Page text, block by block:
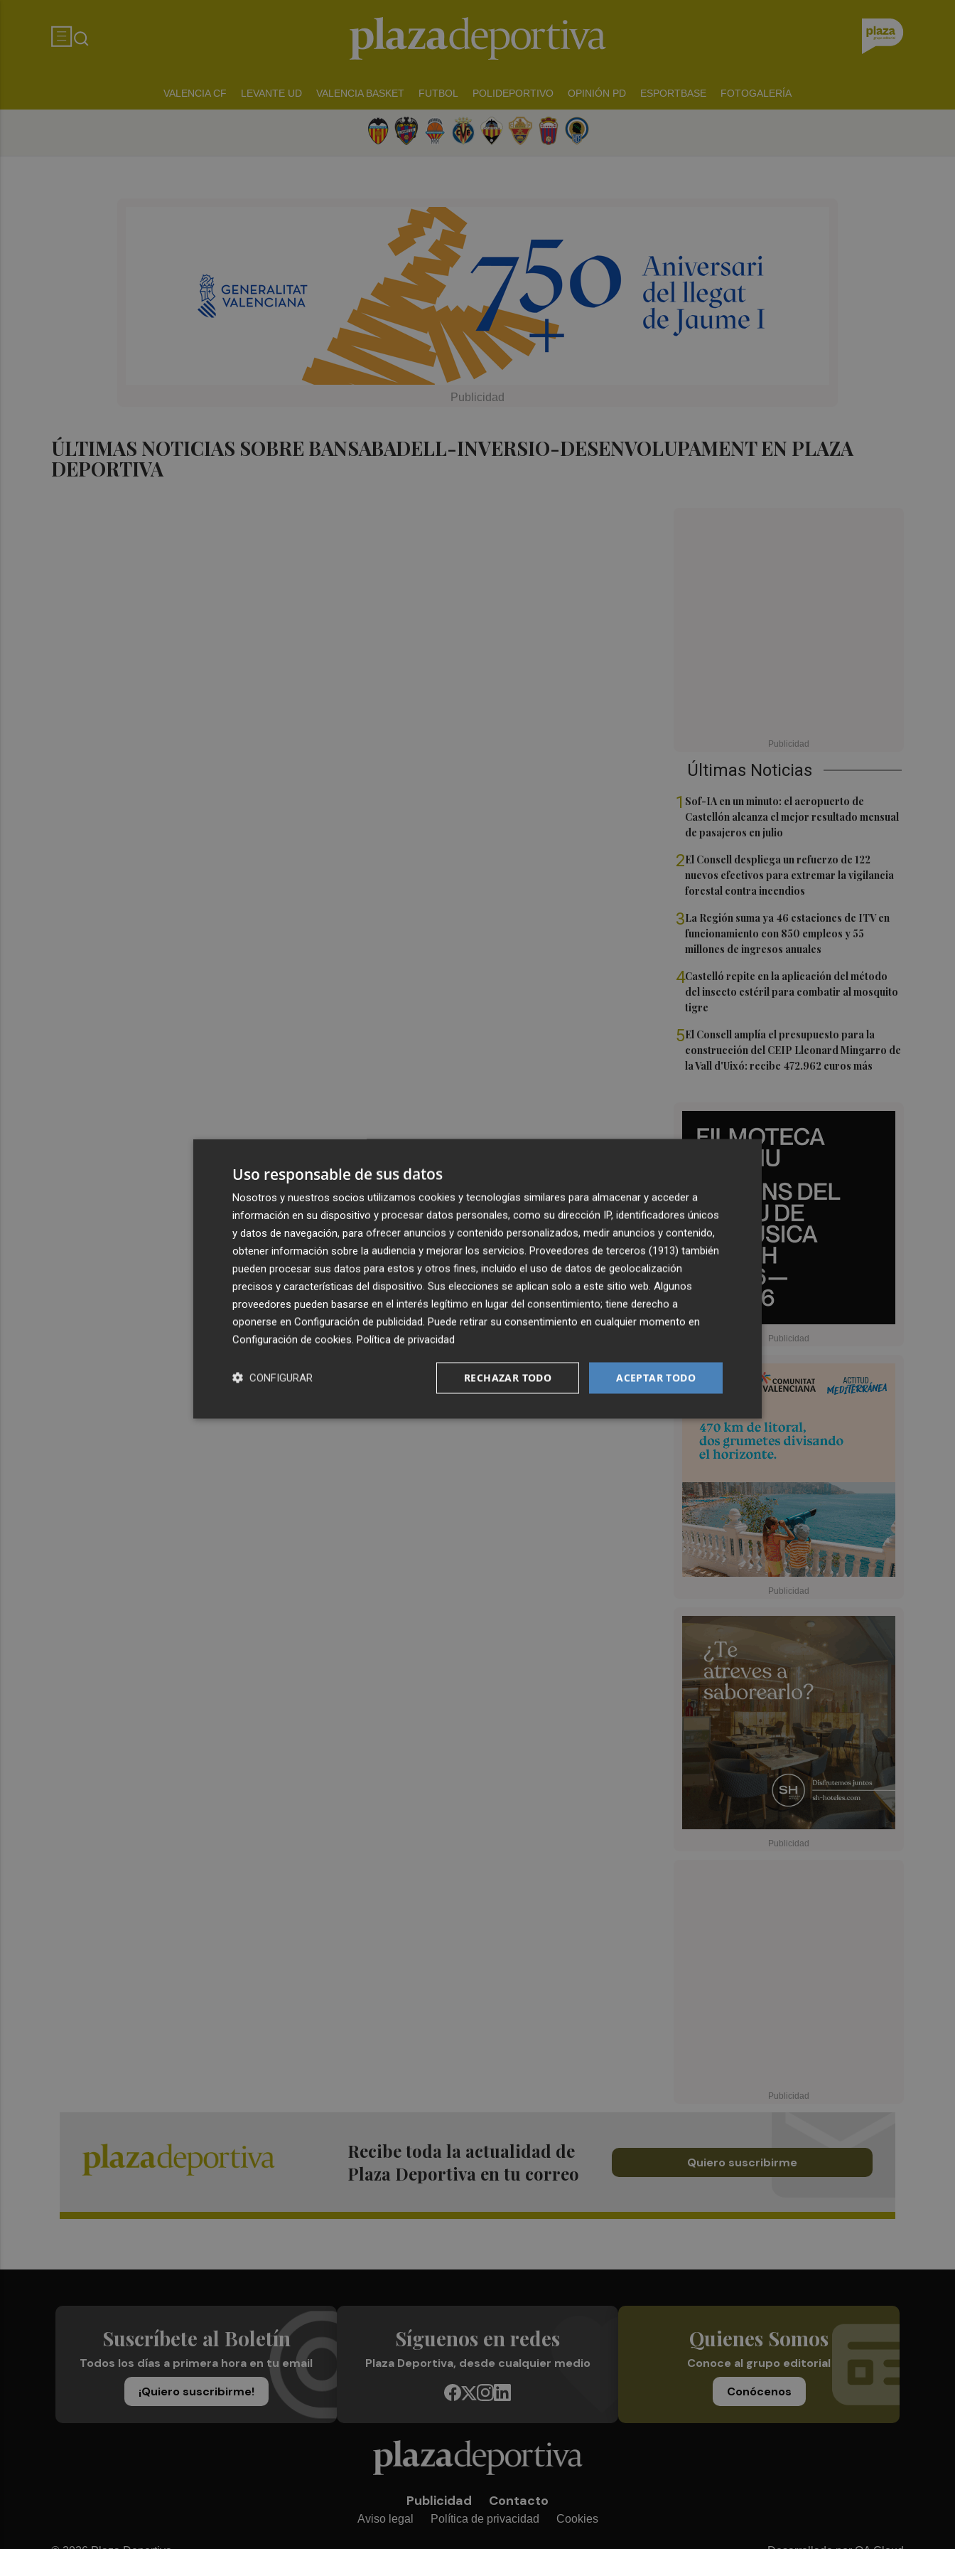
VALENCIA CF LEVANTE UD VALENCIA BASKET FUTBOL POLIDEPORTIVO OPINIÓN PD ESPORTBASE FOTOGALERÍA
ÚLTIMAS NOTICIAS SOBRE BANSABADELL-INVERSIO-DESENVOLUPAMENT EN PLAZA
DEPORTIVA
Últimas Noticias
1 Sof-IA en un minuto: el aeropuerto de
Castellón alcanza el mejor resultado mensual
de pasajeros en julio
2El Consell despliega un refuerzo de 122
nuevos efectivos para extremar la vigilancia
forestal contra incendios
3La Región suma ya 46 estaciones de ITV en
funcionamiento con 850 empleos y 55
millones de ingresos anuales
4Castelló repite en la aplicación del método
del insecto estéril para combatir al mosquito
tigre
5El Consell amplía el presupuesto para la
construcción del CEIP Lleonard Mingarro de
la Vall d'Uixó: recibe 472.962 euros más
Recibe toda la actualidad de
Plaza Deportiva en tu correo
Quiero suscribirme
Suscríbete al Boletín
Todos los días a primera hora en tu email
¡Quiero suscribirme!
Síguenos en redes
Plaza Deportiva, desde cualquier medio
Quienes Somos
Conoce al grupo editorial
Conócenos
Publicidad Contacto
Aviso legal Política de privacidad Cookies
Uso responsable de sus datos
Nosotros y nuestros socios utilizamos cookies y tecnologías similares para almacenar y acceder a
información en su dispositivo y procesar datos personales, como su dirección IP, identificadores únicos
y datos de navegación, para ofrecer anuncios y contenido personalizados, medir anuncios y contenido,
obtener información sobre la audiencia y mejorar los servicios. Proveedores de terceros (1913) también
pueden procesar sus datos para estos y otros fines, incluido el uso de datos de geolocalización
precisos y características del dispositivo. Sus elecciones se aplican solo a este sitio web. Algunos
proveedores pueden basarse en el interés legítimo en lugar del consentimiento; tiene derecho a
oponerse en Configuración de publicidad. Puede retirar su consentimiento en cualquier momento en
Configuración de cookies. Política de privacidad
ACEPTAR TODO
RECHAZAR TODO
CONFIGURAR